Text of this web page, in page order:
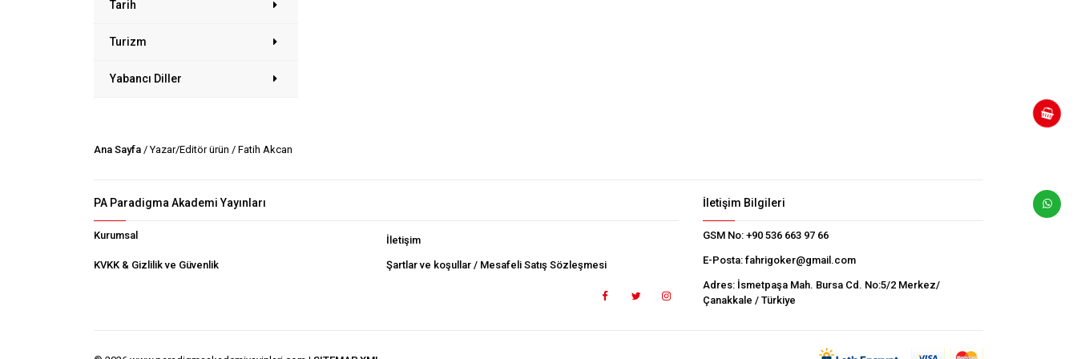
Tarih
Turizm
Yabancı Diller
Ana Sayfa / Yazar/Editör ürün / Fatih Akcan
PA Paradigma Akademi Yayınları
Kurumsal İletişim
KVKK & Gizlilik ve Güvenlik Şartlar ve koşullar / Mesafeli Satış Sözleşmesi
İletişim Bilgileri
GSM No: +90 536 663 97 66
E-Posta: fahrigoker@gmail.com
Adres: İsmetpaşa Mah. Bursa Cd. No:5/2 Merkez/
Çanakkale / Türkiye